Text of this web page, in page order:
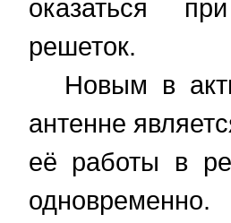
оказаться
решеток.
Новым в
антенне
её работы в
одновременно.